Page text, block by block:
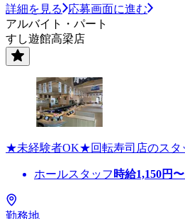
詳細を見る
応募画面に進む
アルバイト・パート
すし遊館高梁店
★未経験者OK★回転寿司店のスタ
ホールスタッフ 時給1,150円〜
勤務地